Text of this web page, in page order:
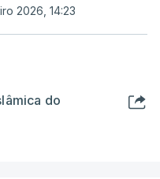
2026, 14:23
do